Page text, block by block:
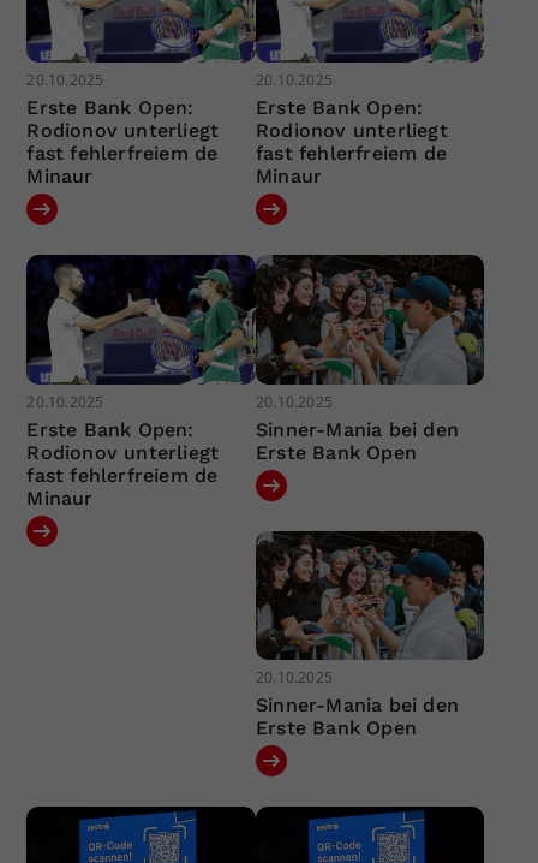
20.10.2025
Erste Bank Open:
Rodionov unterliegt
fast fehlerfreiem de
Minaur
20.10.2025
Erste Bank Open:
Rodionov unterliegt
fast fehlerfreiem de
Minaur
20.10.2025
Erste Bank Open:
Rodionov unterliegt
fast fehlerfreiem de
Minaur
20.10.2025
Sinner-Mania bei den
Erste Bank Open
20.10.2025
Sinner-Mania bei den
Erste Bank Open